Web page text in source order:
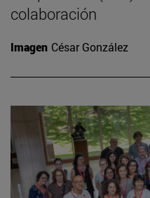
colaboración
Imagen César González